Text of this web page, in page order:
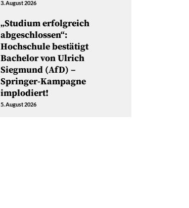
3. August 2026
„Studium erfolgreich
abgeschlossen“:
Hochschule bestätigt
Bachelor von Ulrich
Siegmund (AfD) –
Springer-Kampagne
implodiert!
5. August 2026